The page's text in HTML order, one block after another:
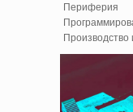
Периферия
Производство